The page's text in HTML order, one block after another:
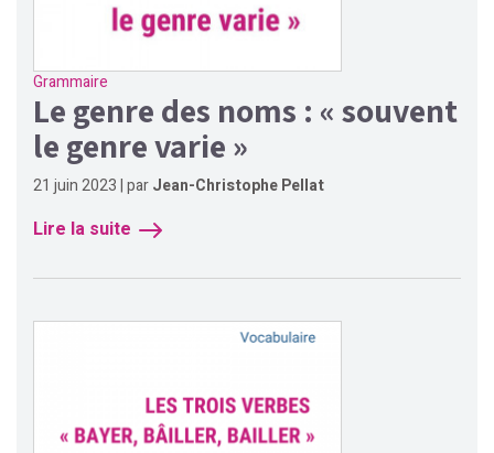
Grammaire
Le genre des noms : « souvent
le genre varie »
21 juin 2023 | parJean-Christophe Pellat
Lire la suite